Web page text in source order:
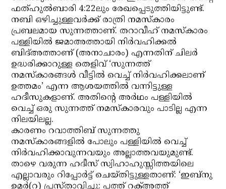
ഫത്ഹുല്‍ബാരി 4:22ലും രേഖപ്പെടുത്തിയിട്ടുണ്ട്.
നബി ഒഴിച്ചുള്ളവര്‍ക്ക് രാത്രി നമസ്‌കാരം
പ്രബലമായ സുന്നത്താണ്. തറാവീഹ് നമസ്‌കാരം
പള്ളിയില്‍ ജമാഅത്തായി നിര്‍വഹിക്കല്‍
ബിദ്അത്താണ് (അനാചാരം) എന്നതിന് ചിലര്‍
ഉദ്ധരിക്കാറുള്ള തെളിവ് ‘സുന്നത്ത്
നമസ്‌കാരങ്ങള്‍ വീട്ടില്‍ വെച്ച് നിര്‍വഹിക്കലാണ്
ഉത്തമം’ എന്ന ആശയത്തില്‍ വന്നിട്ടുള്ള
ഹദീസുകളാണ്. അതിന്റെ അര്‍ഥം പള്ളിയില്‍
വെച്ച് ഒരു സുന്നത്ത് നമസ്‌കാരവും പാടില്ല എന്ന
നിലയിലല്ല.
കാരണം റവാത്തിബ് സുന്നത്തു
നമസ്‌കാരങ്ങളില്‍ പോലും പള്ളിയില്‍ വെച്ച്
നിര്‍വഹിക്കാവുന്നവയും അല്ലാത്തവയുമുണ്ട്.
താഴെ വരുന്ന ഹദീസ് സ്വിഹാഹുസ്സിത്തയിലെ
എല്ലാവരും റിപ്പോര്‍ട്ട് ചെയ്തിട്ടുള്ളതാണ്: ‘ഇബ്‌നു
ഉമര്‍(റ) പ്രസ്താവിച്ചു: പത്ത് റക്അത്ത്